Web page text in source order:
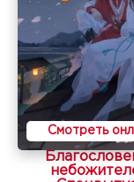
Смотреть